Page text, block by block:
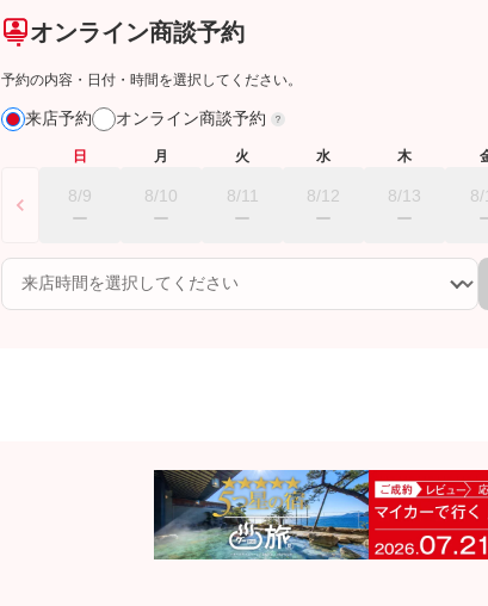
オンライン商談予約
予約の内容・日付・時間を選択してください。
来店予約 オンライン商談予約
日
8/9
月
8/10
火
8/11
水
8/12
木
8/13 8/